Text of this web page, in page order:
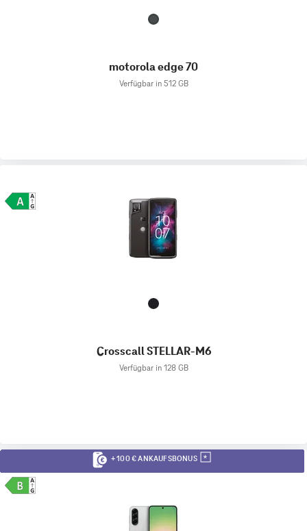
motorola edge 70
Verfügbar in 512 GB
Crosscall STELLAR-M6
Verfügbar in 128 GB
+ 100 € ANKAUFSBONUS